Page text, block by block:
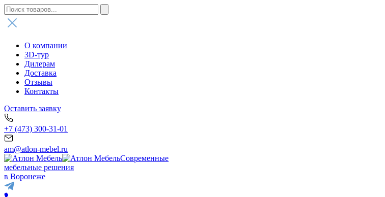
О компании
3D-тур
Дилерам
Доставка
Отзывы
Контакты
Оставить заявку
+7 (473) 300-31-01
am@atlon-mebel.ru
Современные
мебельные решения
в Воронеже